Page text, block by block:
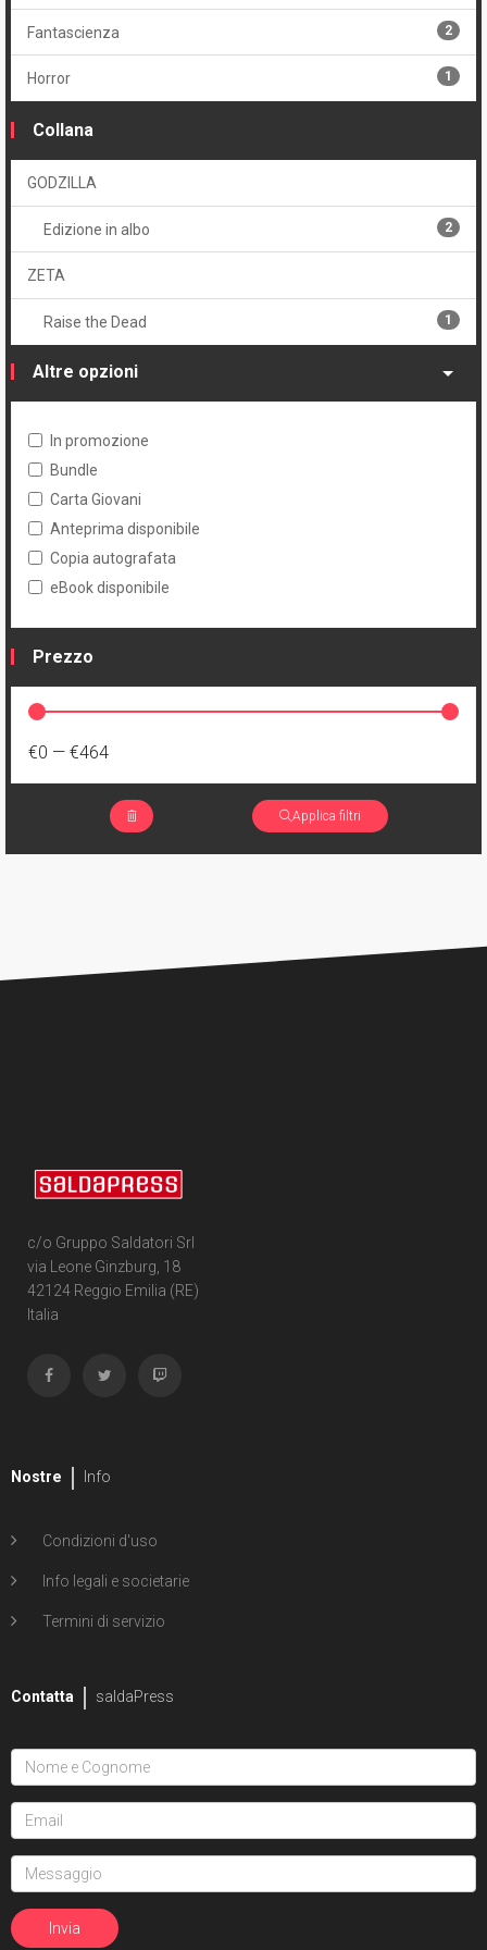
Volume
1
Fantascienza 2
Horror 1
Collana
GODZILLA
Edizione in albo 2
ZETA
Raise the Dead 1
Altre opzioni
In promozione
Bundle
Carta Giovani
Anteprima disponibile
Copia autografata
eBook disponibile
Prezzo
€0 — €464
Applica filtri
c/o Gruppo Saldatori Srl
via Leone Ginzburg, 18
42124 Reggio Emilia (RE)
Italia
Nostre Info
Condizioni d'uso
Info legali e societarie
Termini di servizio
Contatta saldaPress